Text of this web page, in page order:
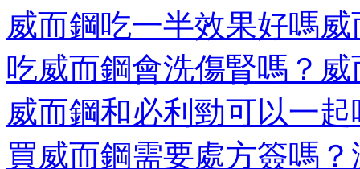
威而鋼吃一半效果好嗎
吃威而鋼會洗傷腎嗎？
威而鋼和必利勁可以一
買威而鋼需要處方簽嗎